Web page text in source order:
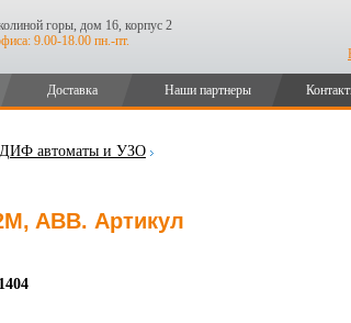
горы, дом 16, корпус 2
9.00-18.00 пн.-пт.
Доставка Наши партнеры
ДИФ автоматы и УЗО
ABB. Артикул